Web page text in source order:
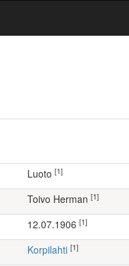
Luoto [1]
Toivo Herman [1]
12.07.1906 [1]
Korpilahti [1]